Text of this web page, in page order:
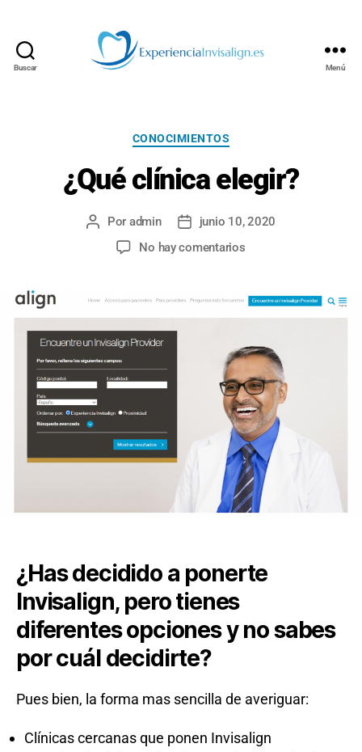
Buscar Menú
Categorías
CONOCIMIENTOS
¿Qué clínica elegir?
Autor
Por admin
Fechajunio 10, 2020
No hay comentariosen
elegir?
¿Has decidido a ponerte
Invisalign, pero tienes
diferentes opciones y no sabes
por cuál decidirte?
Pues bien, la forma mas sencilla de averiguar:
Clínicas cercanas que ponen Invisalign